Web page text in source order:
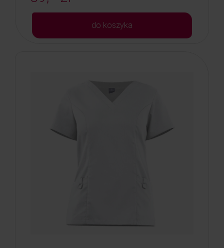
do koszyka